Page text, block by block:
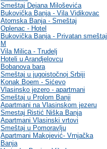
Smeštaj Dejana Miloševića
Bukovička Banja - Vila Vidikovac
Atomska Banja - Smeštaj
Oplenac - Hotel
Bukovička Banja - Privatan smeštaj
M
Vila Milica - Trudelj
Hoteli u Arandjelovcu
Bobanova bara
Smeštaj u jugoistočnoj Srbiji
Konak Boem - Sićevo
Vlasinsko jezero - apartmani
Smeštaj u Prolom Banji
Apartmani na Vlasinskom jezeru
Smestaj Ristić Niška Banja
Apartmani Vlasinski vrtovi
Smeštaj u Pomoravlju
Apartmani Makojević- Vrnjačka
Banja